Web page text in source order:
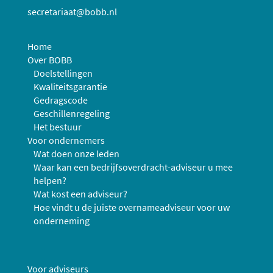
secretariaat@bobb.nl
Home
Over BOBB
Doelstellingen
Kwaliteitsgarantie
Gedragscode
Geschillenregeling
Het bestuur
Voor ondernemers
Wat doen onze leden
Waar kan een bedrijfsoverdracht-adviseur u mee
helpen?
Wat kost een adviseur?
Hoe vindt u de juiste overnameadviseur voor uw
onderneming
Voor adviseurs